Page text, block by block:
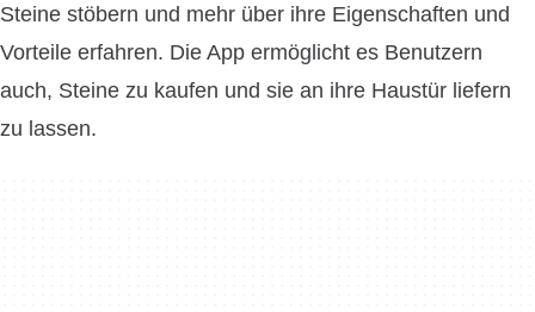
Steine ​​stöbern und mehr über ihre Eigenschaften und
Vorteile erfahren. Die App ermöglicht es Benutzern
auch, Steine ​​zu kaufen und sie an ihre Haustür liefern
zu lassen.